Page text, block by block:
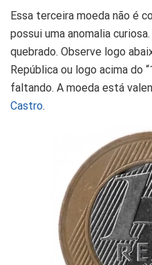
Essa terceira moeda não é
possui uma anomalia
quebrado. Observe logo
República ou logo acima do
faltando. A moeda está
Castro.